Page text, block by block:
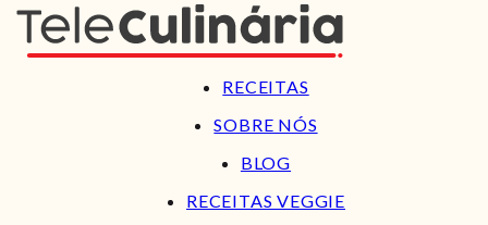
RECEITAS
SOBRE NÓS
BLOG
RECEITAS VEGGIE